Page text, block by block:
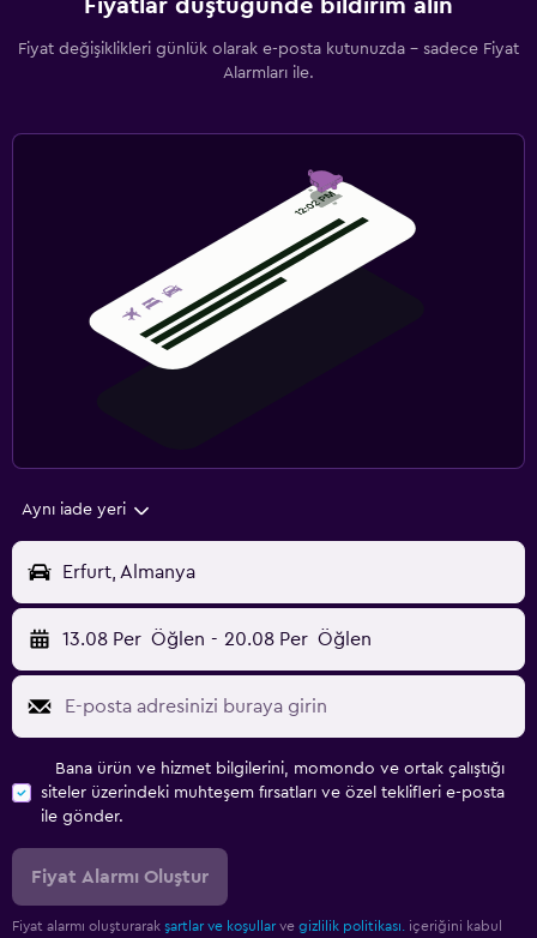
Fiyatlar düştüğünde bildirim alın
Fiyat değişiklikleri günlük olarak e-posta kutunuzda - sadece Fiyat
Alarmları ile.
Aynı iade yeri
Erfurt, Almanya
13.08 Per Öğlen - 20.08 Per Öğlen
Bana ürün ve hizmet bilgilerini, momondo ve ortak çalıştığı
siteler üzerindeki muhteşem fırsatları ve özel teklifleri e-posta
ile gönder.
Fiyat Alarmı Oluştur
Fiyat alarmı oluşturarak şartlar ve koşullar ve gizlilik politikası. içeriğini kabul